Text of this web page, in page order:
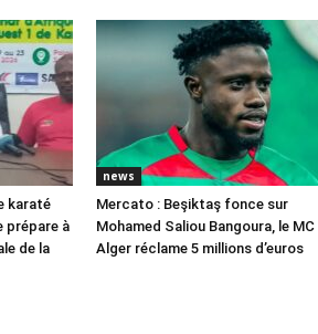
karaté
prépare à
de la
news
Mercato : Beşiktaş fonce sur
Mohamed Saliou Bangoura, le MC
Alger réclame 5 millions d’euros